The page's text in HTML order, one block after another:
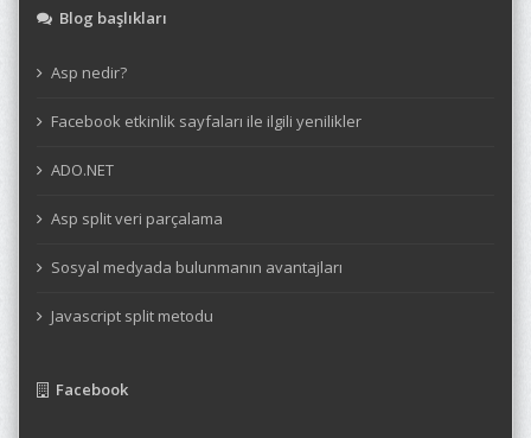
Blog başlıkları
Asp nedir?
Facebook etkinlik sayfaları ile ilgili yenilikler
ADO.NET
Asp split veri parçalama
Sosyal medyada bulunmanın avantajları
Javascript split metodu
Facebook